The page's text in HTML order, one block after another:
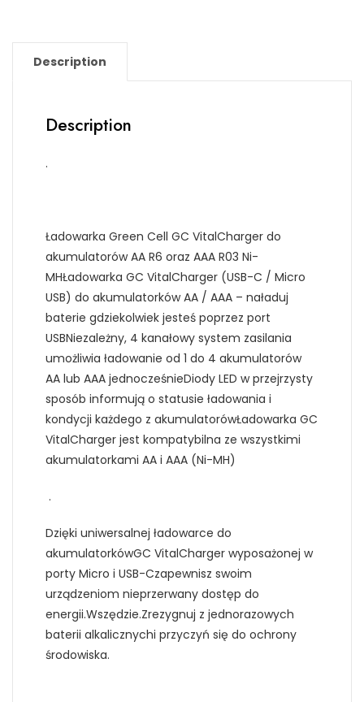
Description
Description
.
Ładowarka Green Cell GC VitalCharger do
akumulatorów AA R6 oraz AAA R03 Ni-
MHŁadowarka GC VitalCharger (USB-C / Micro
USB) do akumulatorków AA / AAA – naładuj
baterie gdziekolwiek jesteś poprzez port
USBNiezależny, 4 kanałowy system zasilania
umożliwia ładowanie od 1 do 4 akumulatorów
AA lub AAA jednocześnieDiody LED w przejrzysty
sposób informują o statusie ładowania i
kondycji każdego z akumulatorówŁadowarka GC
VitalCharger jest kompatybilna ze wszystkimi
akumulatorkami AA i AAA (Ni-MH)
.
Dzięki uniwersalnej ładowarce do
akumulatorkówGC VitalCharger wyposażonej w
porty Micro i USB-Czapewnisz swoim
urządzeniom nieprzerwany dostęp do
energii.Wszędzie.Zrezygnuj z jednorazowych
baterii alkalicznychi przyczyń się do ochrony
środowiska.